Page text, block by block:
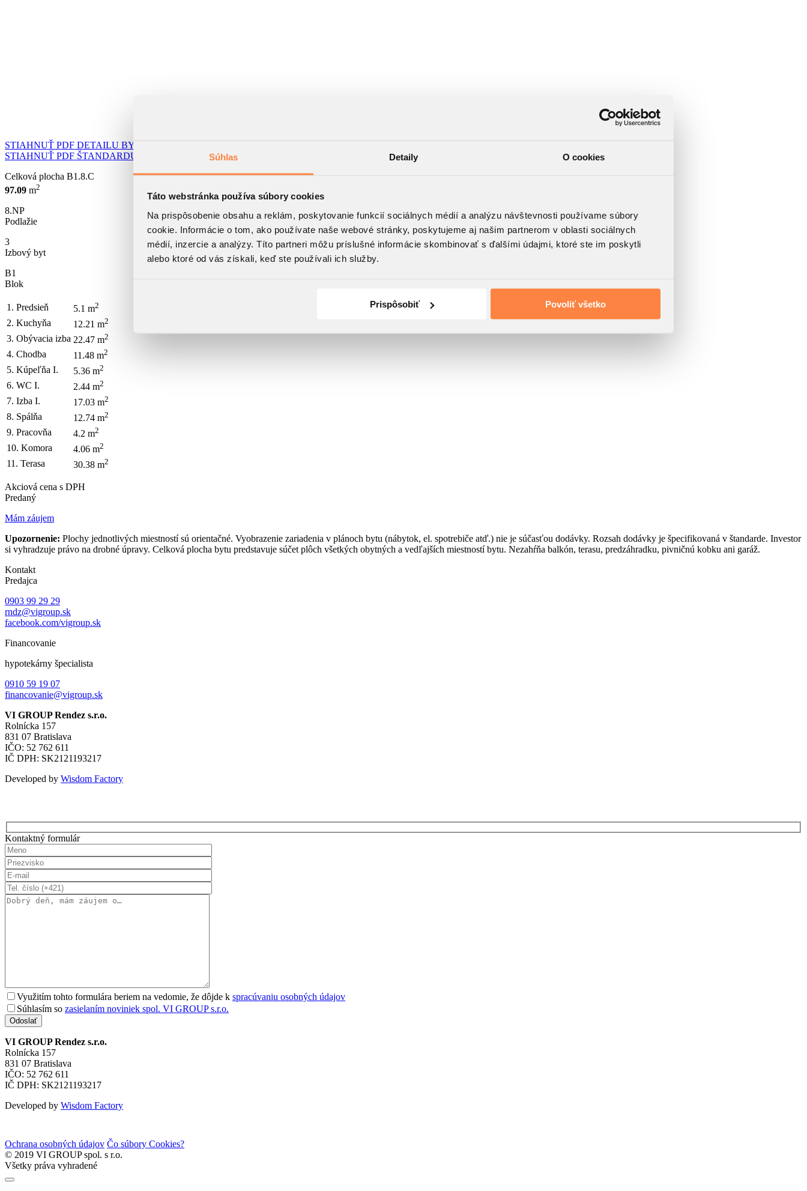
Súhlas Detaily O cookies
Táto webstránka používa súbory cookies
Na prispôsobenie obsahu a reklám, poskytovanie funkcií sociálnych médií a analýzu návštevnosti používame súbory
cookie. Informácie o tom, ako používate naše webové stránky, poskytujeme aj našim partnerom v oblasti sociálnych
médií, inzercie a analýzy. Títo partneri môžu príslušné informácie skombinovať s ďalšími údajmi, ktoré ste im poskytli
alebo ktoré od vás získali, keď ste používali ich služby.
Prispôsobiť Povoliť všetko
STIAHNUŤ PDF DETAILU BYTU
STIAHNUŤ PDF ŠTANDARDU BYTU
Celková plocha B1.8.C
97.09 m2
8.NP
Podlažie
3
Izbový byt
B1
Blok
1. Predsieň 5.1 m2
2. Kuchyňa 12.21 m2
3. Obývacia izba 22.47 m2
4. Chodba 11.48 m2
5. Kúpeľňa I. 5.36 m2
6. WC I. 2.44 m2
7. Izba I. 17.03 m2
8. Spálňa 12.74 m2
9. Pracovňa 4.2 m2
10. Komora 4.06 m2
11. Terasa 30.38 m2
Akciová cena s DPH
Predaný
Mám záujem
Upozornenie: Plochy jednotlivých miestností sú orientačné. Vyobrazenie zariadenia v plánoch bytu (nábytok, el. spotrebiče atď.) nie je súčasťou dodávky. Rozsah dodávky je špecifikovaná v štandarde. Investor
si vyhradzuje právo na drobné úpravy. Celková plocha bytu predstavuje súčet plôch všetkých obytných a vedľajších miestností bytu. Nezahŕňa balkón, terasu, predzáhradku, pivničnú kobku ani garáž.
Kontakt
Predajca
0903 99 29 29
rndz@vigroup.sk
facebook.com/vigroup.sk
Financovanie
hypotekárny špecialista
0910 59 19 07
financovanie@vigroup.sk
VI GROUP Rendez s.r.o.
Rolnícka 157
831 07 Bratislava
IČO: 52 762 611
IČ DPH: SK2121193217
Developed by Wisdom Factory
Kontaktný formulár
Využitím tohto formulára beriem na vedomie, že dôjde k spracúvaniu osobných údajov
Súhlasím so zasielaním noviniek spol. VI GROUP s.r.o.
Odoslať
VI GROUP Rendez s.r.o.
Rolnícka 157
831 07 Bratislava
IČO: 52 762 611
IČ DPH: SK2121193217
Developed by Wisdom Factory
Ochrana osobných údajov Čo súbory Cookies?
© 2019 VI GROUP spol. s r.o.
Všetky práva vyhradené